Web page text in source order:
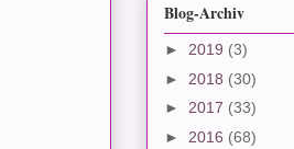
Blog-Archiv
► 2019 (3)
► 2018 (30)
► 2017 (33)
► 2016 (68)